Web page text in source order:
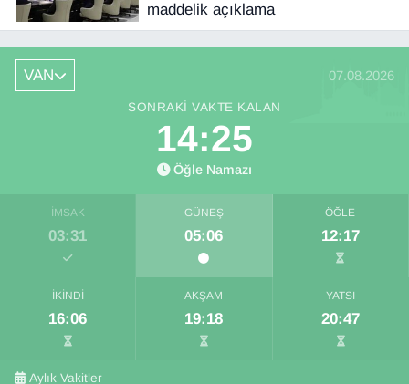
maddelik açıklama
VAN 07.08.2026
SONRAKI VAKTE KALAN
14:25
Öğle Namazı
İMSAK
03:31
GÜNEŞ
05:06
ÖĞLE
12:17
İKINDI
16:06
AKŞAM
19:18
YATSI
20:47
Aylık Vakitler